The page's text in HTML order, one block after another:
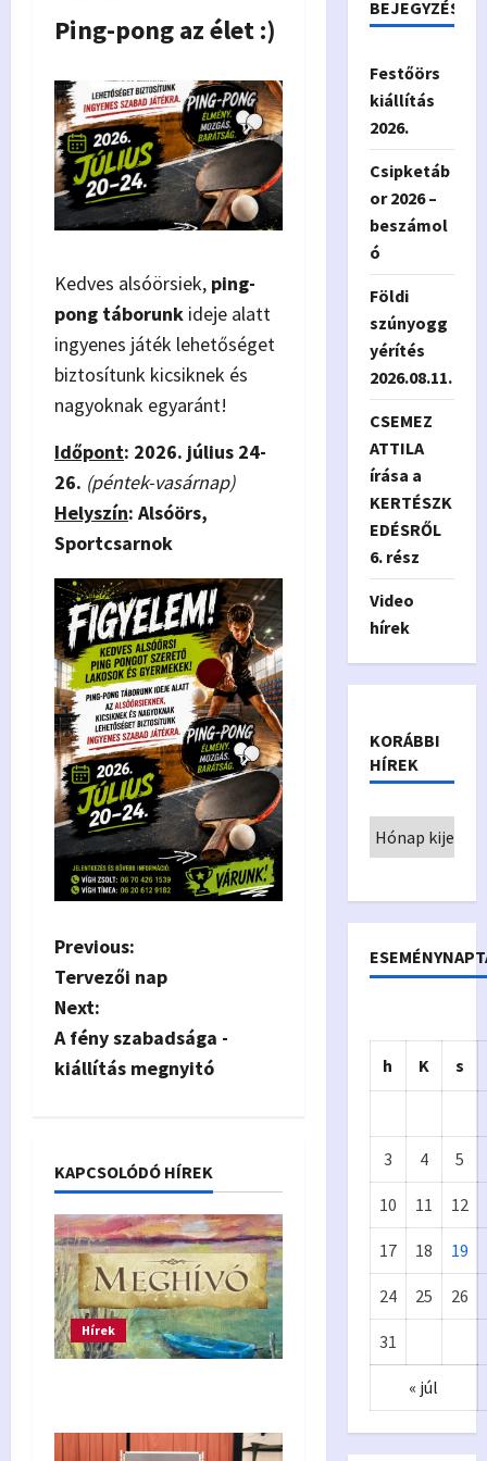
Ping-pong az élet :)
Kedves alsóörsiek, ping-
pong táborunk ideje alatt
ingyenes játék lehetőséget
biztosítunk kicsiknek és
nagyoknak egyaránt!
Időpont: 2026. július 24-
26. (péntek-vasárnap)
Helyszín: Alsóörs,
Sportcsarnok
P
o
s
a
v
i
g
a
Previous:
Tervezői nap
Next:
A fény szabadsága -
kiállítás megnyitó
KAPCSOLÓDÓ HÍREK
Hírek
BEJEGYZÉSEK
Festőörs
kiállítás
2026.
Csipketáb
or 2026 –
beszámol
ó
Földi
szúnyogg
yérítés
2026.08.11.
CSEMEZ
ATTILA
írása a
KERTÉSZK
EDÉSRŐL
6. rész
Video
hírek
KORÁBBI
HÍREK
h K s
3 4 5
10 11 12
17 18 19
24 25 26
31
« júl
Önkormányzat